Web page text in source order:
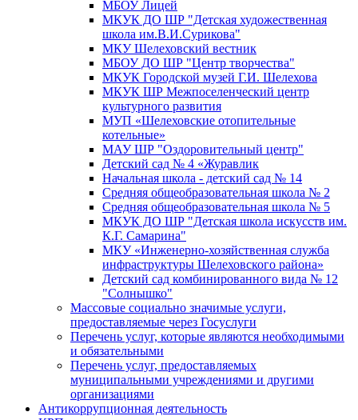
МБОУ Лицей
МКУК ДО ШР "Детская художественная
школа им.В.И.Сурикова"
МКУ Шелеховский вестник
МБОУ ДО ШР "Центр творчества"
МКУК Городской музей Г.И. Шелехова
МКУК ШР Межпоселенческий центр
культурного развития
МУП «Шелеховские отопительные
котельные»
МАУ ШР "Оздоровительный центр"
Детский сад № 4 «Журавлик
Начальная школа - детский сад № 14
Средняя общеобразовательная школа № 2
Средняя общеобразовательная школа № 5
МКУК ДО ШР "Детская школа искусств им.
К.Г. Самарина"
МКУ «Инженерно-хозяйственная служба
инфраструктуры Шелеховского района»
Детский сад комбинированного вида № 12
"Солнышко"
Массовые социально значимые услуги,
предоставляемые через Госуслуги
Перечень услуг, которые являются необходимыми
и обязательными
Перечень услуг, предоставляемых
муниципальными учреждениями и другими
организациями
Антикоррупционная деятельность